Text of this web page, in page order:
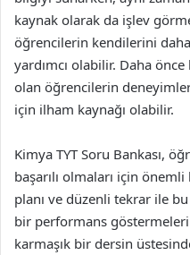
kaynak olarak da işlev
öğrencilerin kendilerini
yardımcı olabilir. Daha
olan öğrencilerin
için ilham kaynağı olabilir.
Kimya TYT Soru Bankası,
başarılı olmaları için
planı ve düzenli tekrar ile
bir performans
karmaşık bir dersin